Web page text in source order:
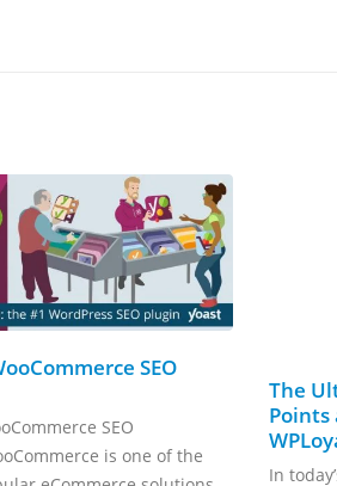
SEO
SEO
is one of the
The
Points
In